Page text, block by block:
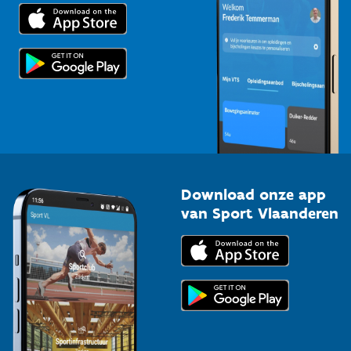
Trainers en begeleiders
Topsporters
Voor de pers
Download onze app
van Sport Vlaanderen